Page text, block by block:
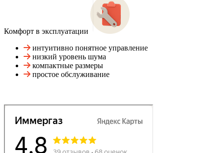
Комфорт в эксплуатации
интуитивно понятное управление
низкий уровень шума
компактные размеры
простое обслуживание